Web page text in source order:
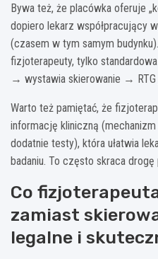
Bywa też, że placówka oferuje
dopiero lekarz współpracujący
(czasem w tym samym
fizjoterapeuty, tylko
→ wystawia skierowanie → RTG
Warto też pamiętać, że
informację kliniczną
dodatnie testy), która ułatwia
badaniu. To często skraca drogę
Co
zamiast
legalne i